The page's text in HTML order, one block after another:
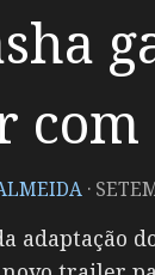
com
·
adaptação